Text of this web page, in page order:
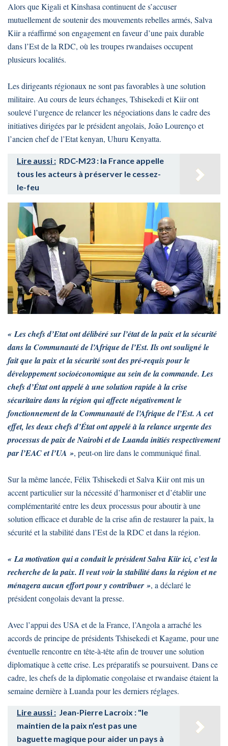
Alors que Kigali et Kinshasa continuent de s’accuser
mutuellement de soutenir des mouvements rebelles armés, Salva
Kiir a réaffirmé son engagement en faveur d’une paix durable
dans l’Est de la RDC, où les troupes rwandaises occupent
plusieurs localités.
Les dirigeants régionaux ne sont pas favorables à une solution
militaire. Au cours de leurs échanges, Tshisekedi et Kiir ont
soulevé l’urgence de relancer les négociations dans le cadre des
initiatives dirigées par le président angolais, João Lourenço et
l’ancien chef de l’Etat kenyan, Uhuru Kenyatta.
Lire aussi : RDC-M23 : la France appelle
tous les acteurs à préserver le cessez-
le-feu
« Les chefs d’Etat ont délibéré sur l’état de la paix et la sécurité
dans la Communauté de l’Afrique de l’Est. Ils ont souligné le
fait que la paix et la sécurité sont des pré-requis pour le
développement socioéconomique au sein de la commande. Les
chefs d’État ont appelé à une solution rapide à la crise
sécuritaire dans la région qui affecte négativement le
fonctionnement de la Communauté de l’Afrique de l’Est. A cet
effet, les deux chefs d’État ont appelé à la relance urgente des
processus de paix de Nairobi et de Luanda initiés respectivement
par l’EAC et l’UA », peut-on lire dans le communiqué final.
Sur la même lancée, Félix Tshisekedi et Salva Kiir ont mis un
accent particulier sur la nécessité d’harmoniser et d’établir une
complémentarité entre les deux processus pour aboutir à une
solution efficace et durable de la crise afin de restaurer la paix, la
sécurité et la stabilité dans l’Est de la RDC et dans la région.
« La motivation qui a conduit le président Salva Kiir ici, c’est la
recherche de la paix. Il veut voir la stabilité dans la région et ne
ménagera aucun effort pour y contribuer », a déclaré le
président congolais devant la presse.
Avec l’appui des USA et de la France, l’Angola a arraché les
accords de principe de présidents Tshisekedi et Kagame, pour une
éventuelle rencontre en tête-à-tête afin de trouver une solution
diplomatique à cette crise. Les préparatifs se poursuivent. Dans ce
cadre, les chefs de la diplomatie congolaise et rwandaise étaient la
semaine dernière à Luanda pour les derniers réglages.
Lire aussi : Jean-Pierre Lacroix : "le
maintien de la paix n’est pas une
baguette magique pour aider un pays à